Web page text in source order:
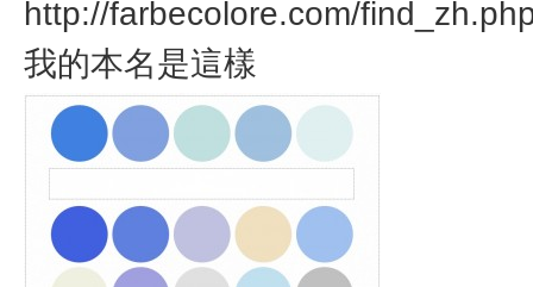
http://farbecolore.com/
我的本名是這樣